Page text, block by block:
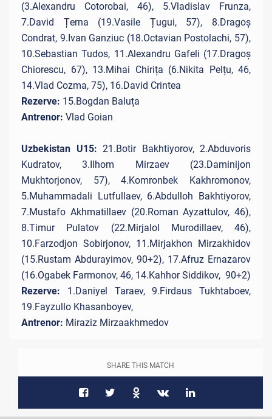
(3.Alexandru Cotorobai, 46), 5.Vladislav Frunza,
7.David Țerna (19.Vasile Țugui, 57), 8.Dragoș
Condrat, 9.Ivan Ganziuc (18.Octavian Postolachi, 57),
10.Sebastian Tudos, 11.Alexandru Gafeli (17.Dragoș
Chiorescu, 67), 13.Mihai Chirița (6.Nikita Pelțu, 46,
14.Vlad Cozma, 75), 16.David Crintea
Rezerve: 15.Bogdan Baluța
Antrenor: Vlad Goian
Uzbekistan U15: 21.Botir Bakhtiyorov, 2.Abduvoris
Kudratov, 3.Ilhom Mirzaev (23.Daminijon
Mukhtorjonov, 57), 4.Komronbek Kakhromonov,
5.Muhammadali Lutfullaev, 6.Abdulloh Bakhtiyorov,
7.Mustafo Akhmatillaev (20.Roman Ayzattulov, 46),
8.Timur Pulatov (22.Mirjalol Murodillaev, 46),
10.Farzodjon Sobirjonov, 11.Mirjakhon Mirzakhidov
(15.Rustam Abdurayimov, 90+2), 17.Afruz Ernazarov
(16.Ogabek Farmonov, 46, 14.Kahhor Siddikov, 90+2)
Rezerve: 1.Daniyel Taraev, 9.Firdaus Tukhtaboev,
19.Fayzullo Khasanboyev,
Antrenor: Miraziz Mirzaakhmedov
SHARE THIS MATCH